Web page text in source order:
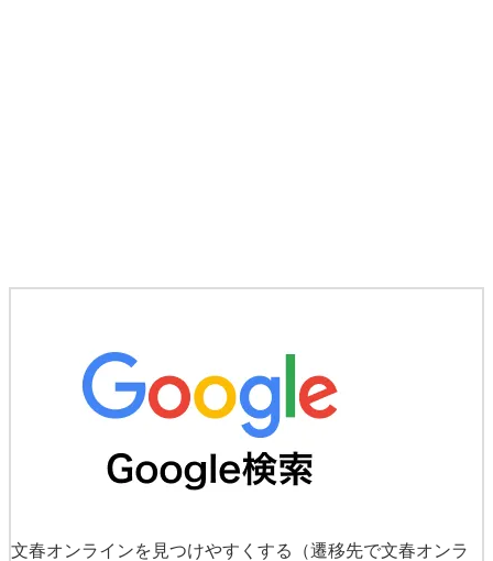
文春オンラインを見つけやすくする
（遷移先で文春オンラ